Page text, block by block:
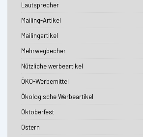
Lautsprecher
Mailing-Artikel
Mailingartikel
Mehrwegbecher
Nützliche werbeartikel
ÖKO-Werbemittel
Ökologische Werbeartikel
Oktoberfest
Ostern